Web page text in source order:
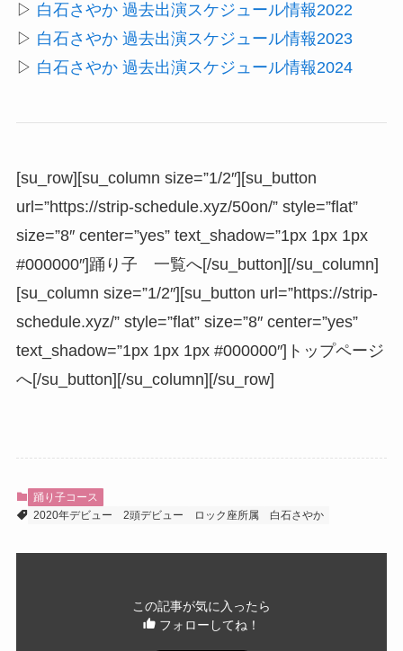
▷ 白石さやか 過去出演スケジュール情報2022
▷ 白石さやか 過去出演スケジュール情報2023
▷ 白石さやか 過去出演スケジュール情報2024
[su_row][su_column size=”1/2″][su_button
url=”https://strip-schedule.xyz/50on/” style=”flat”
size=”8″ center=”yes” text_shadow=”1px 1px 1px
#000000″]踊り子 一覧へ[/su_button][/su_column]
[su_column size=”1/2″][su_button url=”https://strip-
schedule.xyz/” style=”flat” size=”8″ center=”yes”
text_shadow=”1px 1px 1px #000000″]トップページ
へ[/su_button][/su_column][/su_row]
踊り子コース
2020年デビュー
2頭デビュー ロック座所属 白石さやか
この記事が気に入ったら
フォローしてね！